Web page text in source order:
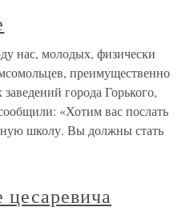
нас, молодых, физически
преимущественно
города Горького,
«Хотим вас послать
школу. Вы должны стать